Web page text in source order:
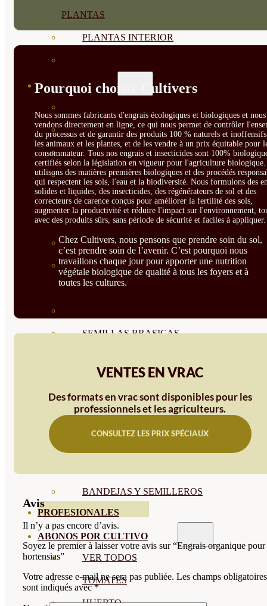
PLANTAS
PLANTAS INTERIOR
SEMILLAS
BIODINÁMICAS DEMETER
HORTALIZA FRUTO
SEMILLAS HORTALIZA DE
HOJA
SEMILLAS AROMÁTICAS
SEMILLAS FLORES
SEMILLAS FLORES
COMESTIBLES
SEMILLAS BRASICAS
SEMILLAS LEGUMINOSAS
MICROGREEN
BANDEJAS Y SEMILLEROS
PROFESIONALES
ABONOS POR CULTIVO
VER TODOS
TOMATES
HUERTO
Pourquoi choisir Cultivers
Nous sommes fabricants d'engrais écologiques et biologiques et nous
vendons directement en ligne, ce qui nous permet de contrôler
du processus et de garantir des produits 100 % naturels et
les animaux et les plantes, et de les vendre à un prix équitable pour
consommateur. Tous nos engrais et insecticides sont 100%
certifiés selon la législation en vigueur pour l'agriculture biologique.
utilisons des matières premières biologiques et des procédés
qui respectent les sols, l'eau et la biodiversité. Nous formulons des
solides et liquides, des insecticides, des régénérateurs de sol et des
correcteurs de carence conçus pour améliorer la fertilité des sols,
augmenter la productivité et réduire l'impact sur l'environnement,
avec des produits sûrs, sans période de sécurité et faciles à appliquer.
Chez Cultivers, nous pensons que prendre soin du sol,
c’est prendre soin de l’avenir. C’est pourquoi nous
travaillons chaque jour pour apporter une nutrition
végétale biologique de qualité à tous les foyers et à
toutes les cultures.
VENTES EN VRAC
Des formats en vrac sont disponibles pour les
professionnels et les agriculteurs.
CONSULTEZ LES PRIX SPÉCIAUX
Avis
Il n’y a pas encore d’avis.
Soyez le premier à laisser votre avis sur “Engrais organique pour
hortensias”
Votre adresse e-mail ne sera pas publiée. Les champs obligatoires
sont indiqués avec*